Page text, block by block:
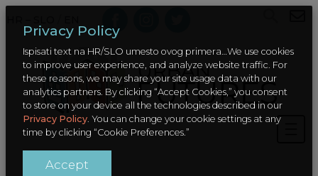
Privacy Policy
Ispisati text na HR/SLO umesto ovog primera…We use cookies
to improve user experience, and analyze website traffic. For
these reasons, we may share your site usage data with our
analytics partners. By clicking “Accept Cookies,” you consent
to store on your device all the technologies described in our
Privacy Policy. You can change your cookie settings at any
time by clicking “Cookie Preferences.”
Accept